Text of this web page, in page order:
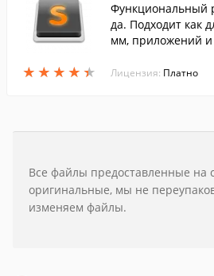
★ ★ ★ ★ ★
★ ★ ★ ★ ★
Функциональный
да. Подходит как
мм, приложений и
Лицензия: Платно
Все файлы предоставленные на
оригинальные, мы не
изменяем файлы.